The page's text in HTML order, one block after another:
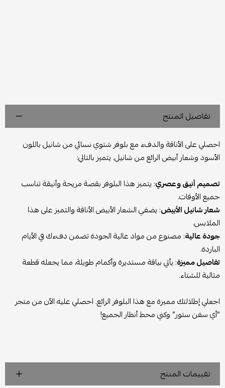
تفاصيل المنتج
احصلي على الأناقة والدفء معبلوفر شتوي نسائي من شانيل باللون
الأسود وشعار أبيضالرائع من شانيل. يتميز بالتالي:
تصميم أنيق وعصري: يتميز هذا البلوفر بقصة مريحة وأنيقة تناسب
جميع الأوقات.
شعار شانيل الأبيض: يضفي الشعار الأبيض الأناقة والتميز على هذا
الملابس.
جودة عالية: مصنوع من مواد عالية الجودة تضمن دفءك في الأيام
الباردة.
تفاصيل مميزة: يأتي بياقة مستديرة وأكمام طويلة، مما يجعله قطعة
مثالية للشتاء.
اجعلي إطلالتك مميزة مع هذا البلوفر الرائع. احصلي عليه الآن من متجر
“أي سفن ستور” وكني محط أنظار الجميع!
تقييمات المنتج